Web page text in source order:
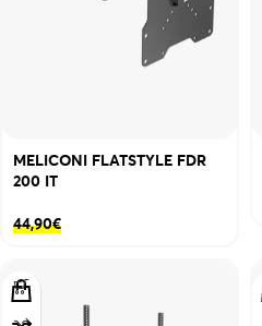
MELICONI FLATSTYLE FDR
200 IT
44,90€